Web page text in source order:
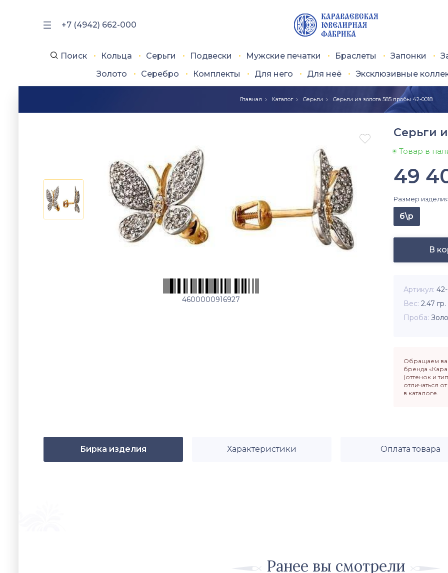
+7 (4942) 662-000
Поиск Кольца Серьги Подвески Мужские печатки Браслеты Запонки
Золото
Серебро Комплекты Для него Для неё Эксклюзивные
Главная Каталог Серьги Серьги из золота 585 пробы 42-0018

4600000916927
Серьги
Товар в
49
Размер изделия
б\р
В
Артикул
Вес 2.47 гр.
Проба
Обращаем
бренда
(оттенок и
отличаться
в каталоге.
Бирка изделия Характеристики Оплата товара
Ранее вы смотрели